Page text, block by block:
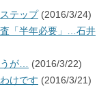
テップ (2016/3/24)
「半年必要」…石井
が…
(2016/3/22)
けです (2016/3/21)